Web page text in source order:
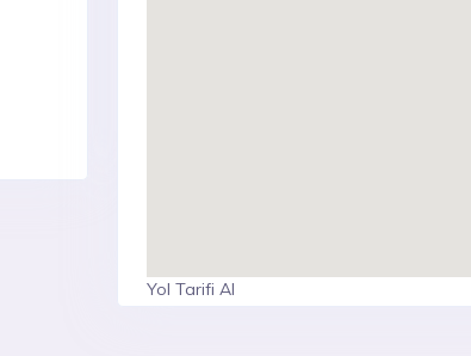
Yol Tarifi Al